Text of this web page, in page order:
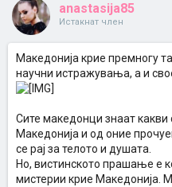
anastasija85
Истакнат член
Македонија крие премногу
научни истражувања, а и
Сите македонци знаат какви
Македонија и од оние
се рај за телото и душата.
Но, вистинското прашање е
мистерии крие Македонија.